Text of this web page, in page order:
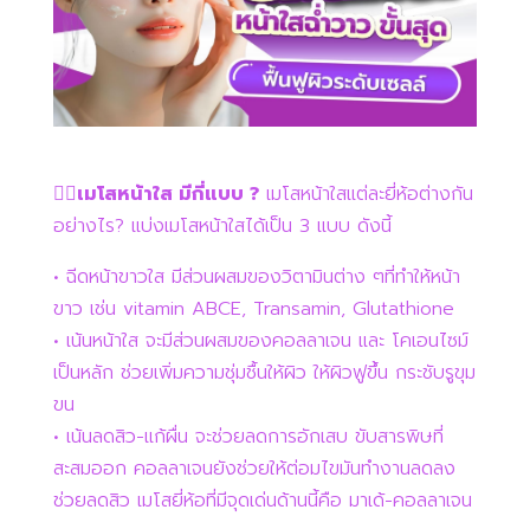
👉🏻เมโสหน้าใส มีกี่แบบ ?เมโสหน้าใสแต่ละยี่ห้อต่างกัน
อย่างไร? แบ่งเมโสหน้าใสได้เป็น 3 แบบ ดังนี้
• ฉีดหน้าขาวใส มีส่วนผสมของวิตามินต่าง ๆที่ทำให้หน้า
ขาว เช่น vitamin ABCE, Transamin, Glutathione
• เน้นหน้าใส จะมีส่วนผสมของคอลลาเจน และ โคเอนไซม์
เป็นหลัก ช่วยเพิ่มความชุ่มชื้นให้ผิว ให้ผิวฟูขึ้น กระชับรูขุม
ขน
• เน้นลดสิว-แก้ผื่น จะช่วยลดการอักเสบ ขับสารพิษที่
สะสมออก คอลลาเจนยังช่วยให้ต่อมไขมันทำงานลดลง
ช่วยลดสิว เมโสยี่ห้อที่มีจุดเด่นด้านนี้คือ มาเด้-คอลลาเจน